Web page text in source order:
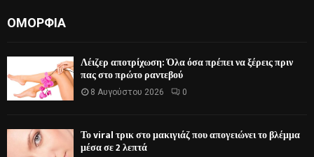
ΟΜΟΡΦΙΆ
Λέιζερ αποτρίχωση: Όλα όσα πρέπει να ξέρεις πριν
πας στο πρώτο ραντεβού
8 Αυγούστου 2026 0
Το viral τρικ στο μακιγιάζ που απογειώνει το βλέμμα
μέσα σε 2 λεπτά